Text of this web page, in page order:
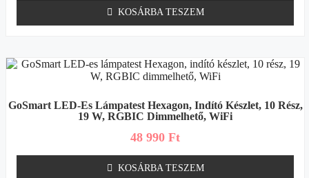
KOSÁRBA TESZEM
GoSmart LED-Es Lámpatest Hexagon, Indító Készlet, 10 Rész,
19 W, RGBIC Dimmelhető, WiFi
48 990 Ft
KOSÁRBA TESZEM